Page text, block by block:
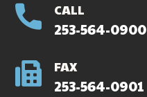
CALL
253-564-0900
FAX
253-564-0901